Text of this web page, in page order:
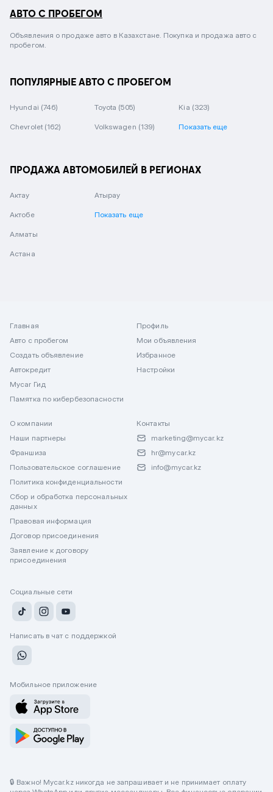
АВТО С ПРОБЕГОМ
Объявления о продаже авто в Казахстане. Покупка и продажа авто с
пробегом.
ПОПУЛЯРНЫЕ АВТО С ПРОБЕГОМ
Hyundai (746) Toyota (505) Kia (323)
Chevrolet (162) Volkswagen (139) Показать еще
ПРОДАЖА АВТОМОБИЛЕЙ В РЕГИОНАХ
Актау
Актобе
Алматы
Астана
Атырау
Показать еще
Главная
Авто с пробегом
Создать объявление
Автокредит
Mycar Гид
Памятка по кибербезопасности
Профиль
Мои объявления
Избранное
Настройки
О компании
Наши партнеры
Франшиза
Пользовательское соглашение
Политика конфиденциальности
Сбор и обработка персональных
данных
Правовая информация
Договор присоединения
Заявление к договору
присоединения
Контакты
marketing@mycar.kz
hr@mycar.kz
info@mycar.kz
Социальные сети
Написать в чат с поддержкой
Мобильное приложение
🔒 Важно! Mycar.kz никогда не запрашивает и не принимает оплату